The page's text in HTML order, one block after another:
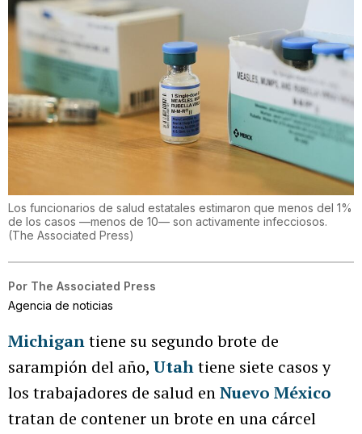
Los funcionarios de salud estatales estimaron que menos del 1%
de los casos —menos de 10— son activamente infecciosos.
(The Associated Press)
Por The Associated Press
Agencia de noticias
Michigantiene su segundo brote de
sarampión del año, Utahtiene siete casos y
los trabajadores de salud enNuevo México
tratan de contener un brote en una cárcel